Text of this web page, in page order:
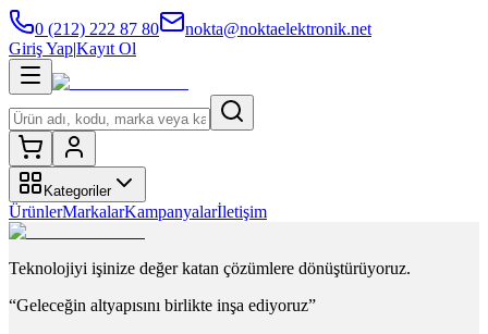
0 (212) 222 87 80
nokta@noktaelektronik.net
Giriş Yap|Kayıt Ol
Kategoriler
ÜrünlerMarkalarKampanyalarİletişim
Teknolojiyi işinize değer katan çözümlere dönüştürüyoruz.
“Geleceğin altyapısını birlikte inşa ediyoruz”